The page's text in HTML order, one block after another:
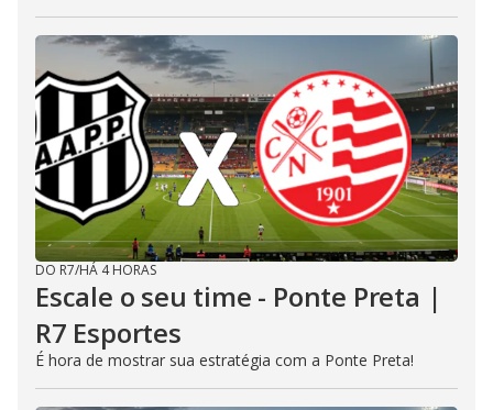
DO R7/HÁ 4 HORAS
Escale o seu time - Ponte Preta |
R7 Esportes
É hora de mostrar sua estratégia com a Ponte Preta!